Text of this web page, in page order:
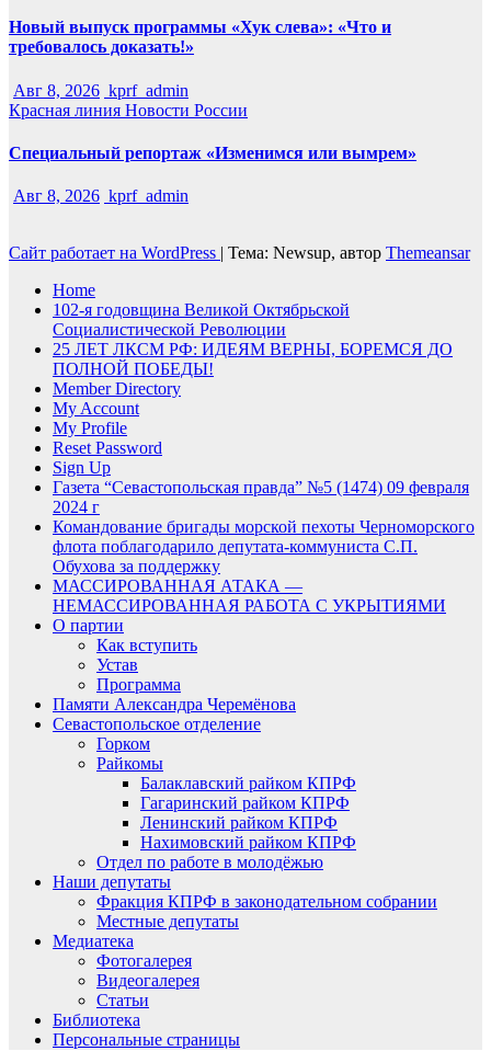
Новый выпуск программы «Хук слева»: «Что и
требовалось доказать!»
Авг 8, 2026 kprf_admin
Красная линия Новости России
Специальный репортаж «Изменимся или вымрем»
Авг 8, 2026 kprf_admin
Сайт работает на WordPress | Тема: Newsup, автор Themeansar
Home
102-я годовщина Великой Октябрьской
Социалистической Революции
25 ЛЕТ ЛКСМ РФ: ИДЕЯМ ВЕРНЫ, БОРЕМСЯ ДО
ПОЛНОЙ ПОБЕДЫ!
Member Directory
My Account
My Profile
Reset Password
Sign Up
Газета “Севастопольская правда” №5 (1474) 09 февраля
2024 г
Командование бригады морской пехоты Черноморского
флота поблагодарило депутата-коммуниста С.П.
Обухова за поддержку
МАССИРОВАННАЯ АТАКА —
НЕМАССИРОВАННАЯ РАБОТА С УКРЫТИЯМИ
О партии
Как вступить
Устав
Программа
Памяти Александра Черемёнова
Севастопольское отделение
Горком
Райкомы
Балаклавский райком КПРФ
Гагаринский райком КПРФ
Ленинский райком КПРФ
Нахимовский райком КПРФ
Отдел по работе в молодёжью
Наши депутаты
Фракция КПРФ в законодательном собрании
Местные депутаты
Медиатека
Фотогалерея
Видеогалерея
Статьи
Библиотека
Персональные страницы